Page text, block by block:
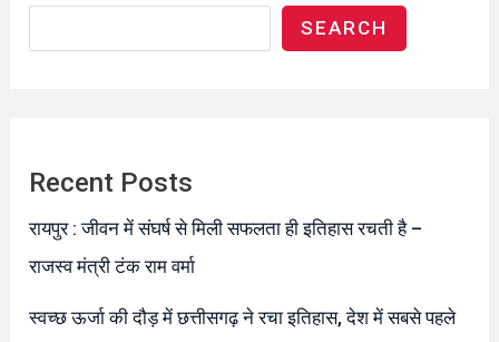
SEARCH
Recent Posts
रायपुर : जीवन में संघर्ष से मिली सफलता ही इतिहास रचती है –
राजस्व मंत्री टंक राम वर्मा
स्वच्छ ऊर्जा की दौड़ में छत्तीसगढ़ ने रचा इतिहास, देश में सबसे पहले